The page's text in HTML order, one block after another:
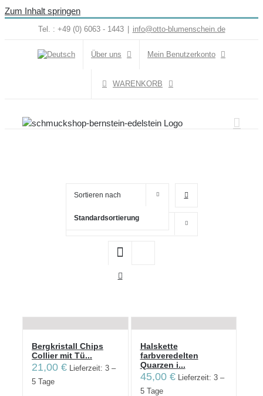
Zum Inhalt springen
Tel. : +49 (0) 6063 - 1443 info@otto-blumenschein.de
Über uns Mein Benutzerkonto
WARENKORB
Sortieren nach
Standardsortierung
Bergkristall Chips
Collier mit Tü...
21,00 €
Lieferzeit: 3 –
5 Tage
Halskette
farbveredelten
Quarzen i...
45,00 €
Lieferzeit: 3 –
5 Tage